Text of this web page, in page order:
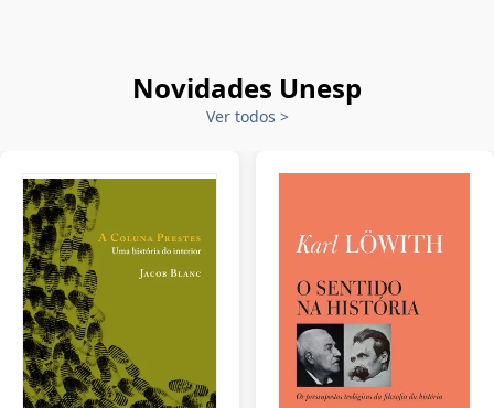
Novidades Unesp
Ver todos >